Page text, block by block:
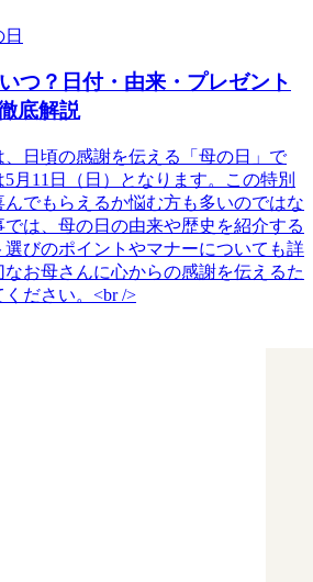
つ？日付・由来・プレゼント
底解説
日頃の感謝を伝える「母の日」で
月11日（日）となります。​この特別
でもらえるか悩む方も多いのではな
は、母の日の由来や歴史を紹介する
びのポイントやマナーについても詳
お母さんに心からの感謝を伝えるた
ださい。<br />